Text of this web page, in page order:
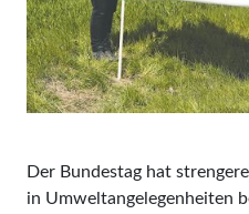
Der Bundestag hat
in Umweltangelegenheiten